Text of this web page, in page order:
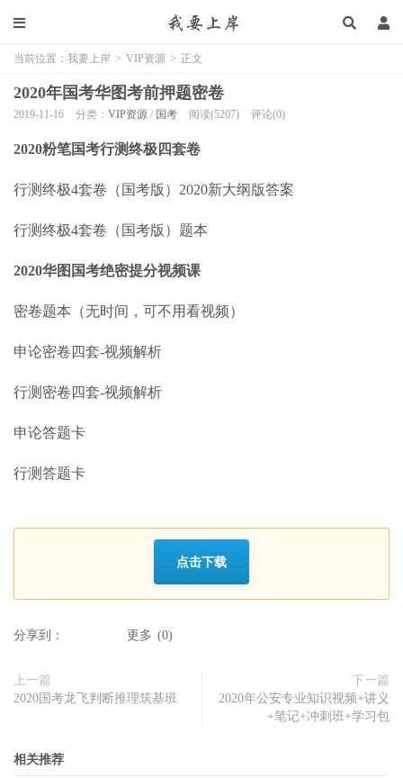
当前位置： 我要上岸 > VIP资源 > 正文
2020年国考华图考前押题密卷
2019-11-16 分类： VIP资源 / 国考 阅读(5207) 评论(0)
2020粉笔国考行测终极四套卷
行测终极4套卷（国考版）2020新大纲版答案
行测终极4套卷（国考版）题本
2020华图国考绝密提分视频课
密卷题本（无时间，可不用看视频）
申论密卷四套-视频解析
行测密卷四套-视频解析
申论答题卡
行测答题卡
点击下载
分享到： 更多 (0)
上一篇
2020国考龙飞判断推理筑基班
下一篇
2020年公安专业知识视频+讲义
+笔记+冲刺班+学习包
相关推荐